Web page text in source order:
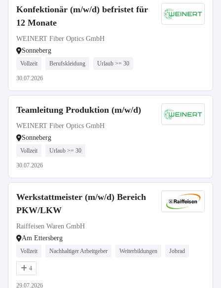
Konfektionär (m/w/d) befristet für
12 Monate
WEINERT Fiber Optics GmbH
Sonneberg
Vollzeit Berufskleidung Urlaub >= 30
30.07.2026
Teamleitung Produktion (m/w/d)
WEINERT Fiber Optics GmbH
Sonneberg
Vollzeit Urlaub >= 30
30.07.2026
Werkstattmeister (m/w/d) Bereich
PKW/LKW
Raiffeisen Waren GmbH
Am Ettersberg
Vollzeit Nachhaltiger Arbeitgeber Weiterbildungen Jobrad
4
29.07.2026